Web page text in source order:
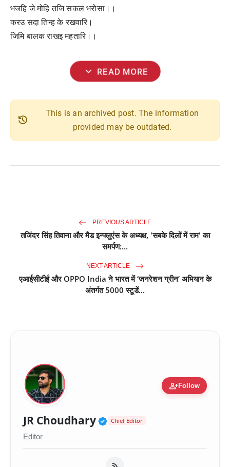
भजहि जे मोहि तजि सकल भरोसा।।
करउ सदा तिन्ह के रखवारि।
जिमि बालक राखइ महतारि।।
expand_more READ MORE
history
This is an archived post. The information
provided may be outdated.
PREVIOUS ARTICLE
तजिंदर सिंह तिवाना और मैड इन्फ्लुएंस के अध्यक्ष, 'सबके दिलों में राम' का
समर्पण:...
NEXT ARTICLE
एआईसीटीई और OPPO India ने भारत में ‘जनरेशन ग्रीन’ अभियान के
अंतर्गत 5000 स्टूडें...
person_addFollow
JR Choudhary Verified Public Figure
Chief Editor
Editor